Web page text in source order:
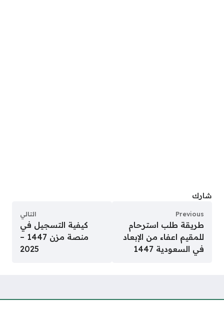
شارك
Previous
طريقة طلب استرحام
للمقيم اعفاء من الإبعاد
في السعودية 1447
التالي
كيفية التسجيل في
منصة مزن 1447 –
2025